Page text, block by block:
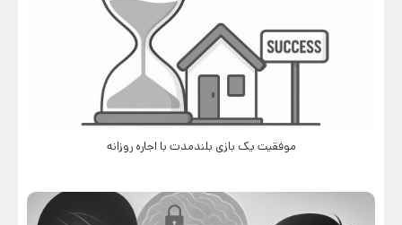
موفقیت یک بازی بلندمدت با اجاره روزانه